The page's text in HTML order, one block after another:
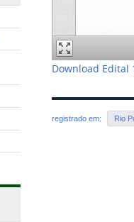
Download Edital
registrado em: Rio